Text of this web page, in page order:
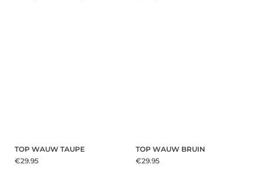
TOP WAUW TAUPE
€29.95
TOP WAUW BRUIN
€29.95